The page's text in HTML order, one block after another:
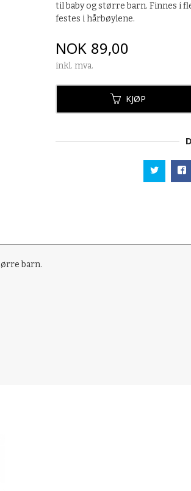
til baby og større barn. Finnes i
festes i hårbøylene.
Pris
NOK 89,00
inkl. mva.
KJØP
barn.